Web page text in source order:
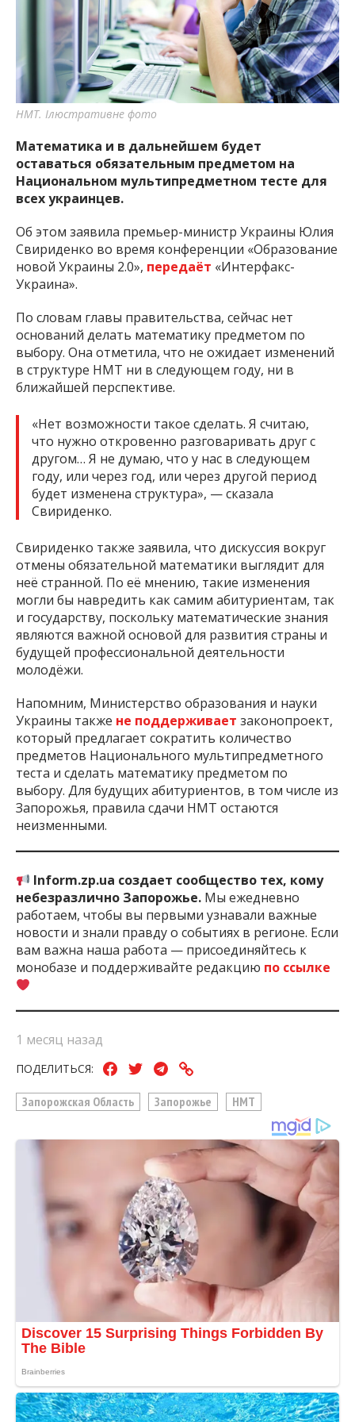
важную информацию о событиях
города Запорожья и области.
НМТ. Ілюстративне фото
Математика и в дальнейшем будет
оставаться обязательным предметом на
Национальном мультипредметном тесте для
всех украинцев.
Об этом заявила премьер-министр Украины Юлия
Свириденко во время конференции «Образование
новой Украины 2.0», передаёт «Интерфакс-
Украина».
По словам главы правительства, сейчас нет
оснований делать математику предметом по
выбору. Она отметила, что не ожидает изменений
в структуре НМТ ни в следующем году, ни в
ближайшей перспективе.
«Нет возможности такое сделать. Я считаю,
что нужно откровенно разговаривать друг с
другом… Я не думаю, что у нас в следующем
году, или через год, или через другой период
будет изменена структура», — сказала
Свириденко.
Свириденко также заявила, что дискуссия вокруг
отмены обязательной математики выглядит для
неё странной. По её мнению, такие изменения
могли бы навредить как самим абитуриентам, так
и государству, поскольку математические знания
являются важной основой для развития страны и
будущей профессиональной деятельности
молодёжи.
Напомним, Министерство образования и науки
Украины также не поддерживает законопроект,
который предлагает сократить количество
предметов Национального мультипредметного
теста и сделать математику предметом по
выбору. Для будущих абитуриентов, в том числе из
Запорожья, правила сдачи НМТ остаются
неизменными.
Inform.zp.ua создает сообщество тех, кому
небезразлично Запорожье. Мы ежедневно
работаем, чтобы вы первыми узнавали важные
новости и знали правду о событиях в регионе. Если
вам важна наша работа — присоединяйтесь к
монобазе и поддерживайте редакцию по ссылке
1 месяц назад
ПОДЕЛИТЬСЯ:
Запорожская Область Запорожье НМТ